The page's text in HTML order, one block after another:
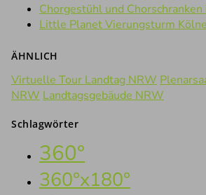
Chorgestühl und
Little Planet Vierungsturm
ÄHNLICH
Virtuelle Tour Landtag NRW
NRW Landtagsgebäude NRW
Schlagwörter
360°
360°x180°